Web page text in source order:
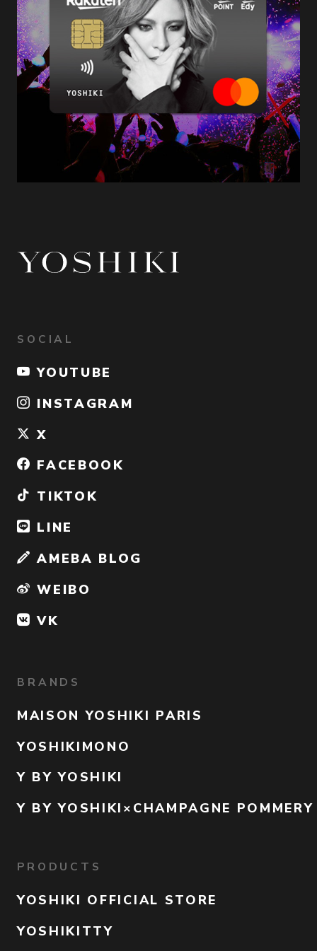
SOCIAL
YOUTUBE
INSTAGRAM
X
FACEBOOK
TIKTOK
LINE
AMEBA BLOG
WEIBO
VK
BRANDS
MAISON YOSHIKI PARIS
YOSHIKIMONO
Y BY YOSHIKI
Y BY YOSHIKI×CHAMPAGNE POMMERY
PRODUCTS
YOSHIKI OFFICIAL STORE
YOSHIKITTY